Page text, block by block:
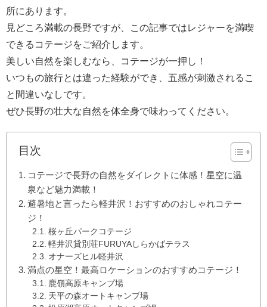
所にあります。
見どころ満載の長野ですが、この記事ではレジャーを満喫
できるコテージをご紹介します。
美しい自然を楽しむなら、コテージが一押し！
いつもの旅行とは違った経験ができ、五感が刺激されるこ
と間違いなしです。
ぜひ長野の壮大な自然を体全身で味わってください。
目次
コテージで長野の自然をダイレクトに体感！星空に温
泉など魅力満載！
避暑地と言ったら軽井沢！おすすめのおしゃれコテー
ジ！
桜ヶ丘パークコテージ
軽井沢貸別荘FURUYAしらかばテラス
オナーズヒル軽井沢
満点の星空！最高ロケーションのおすすめコテージ！
鹿嶺高原キャンプ場
天平の森オートキャンプ場